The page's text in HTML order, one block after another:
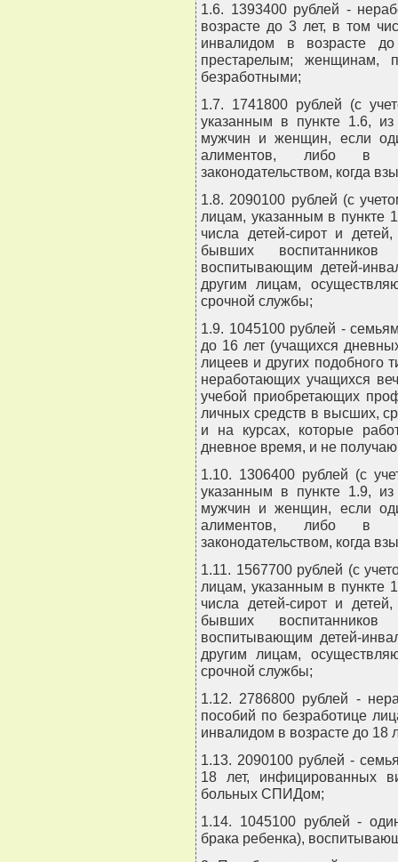
1.6. 1393400 рублей -
возрасте до 3 лет, в том
инвалидом в возрасте
престарелым; женщинам,
безработными;
1.7. 1741800 рублей (с
указанным в пункте 1.6,
мужчин и женщин, если
алиментов, либо в
законодательством, когда
1.8. 2090100 рублей (с
лицам, указанным в пункте
числа детей-сирот и
бывших воспитанников
воспитывающим детей-
другим лицам,
срочной службы;
1.9. 1045100 рублей -
до 16 лет (учащихся
лицеев и других подобного
неработающих учащихся
учебой приобретающих
личных средств в высших,
и на курсах, которые
дневное время, и не
1.10. 1306400 рублей (с
указанным в пункте 1.9,
мужчин и женщин, если
алиментов, либо в
законодательством, когда
1.11. 1567700 рублей (с
лицам, указанным в пункте
числа детей-сирот и
бывших воспитанников
воспитывающим детей-
другим лицам,
срочной службы;
1.12. 2786800 рублей -
пособий по безработице
инвалидом в возрасте до 18
1.13. 2090100 рублей -
18 лет, инфицированных
больных СПИДом;
1.14. 1045100 рублей -
брака ребенка),